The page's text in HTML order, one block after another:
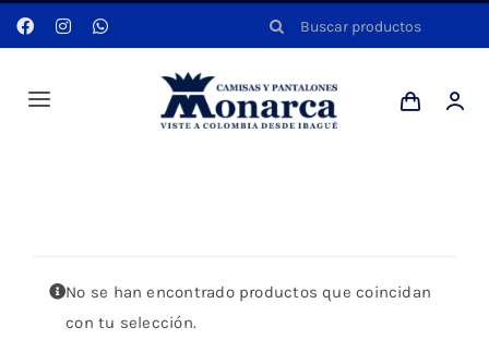
Saltar
al
Buscar:
Toggle
Dotaciones
No se han encontrado productos que coincidan
con tu selección.